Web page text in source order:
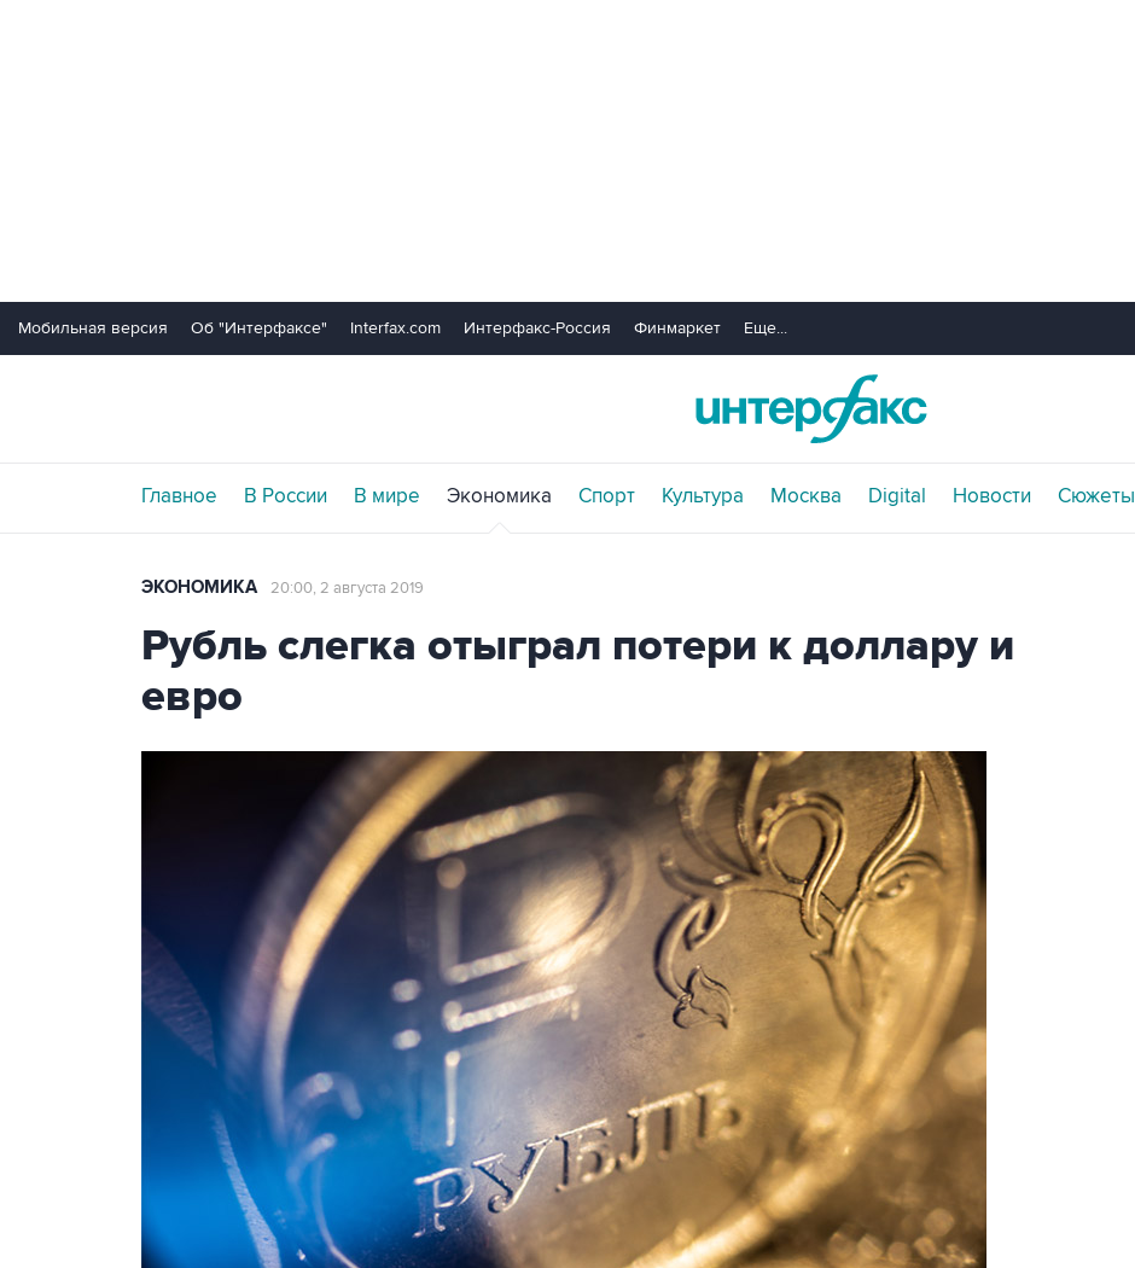
Мобильная версия Об "Интерфаксе" Interfax.com Интерфакс-Россия Финмаркет Еще...
Главное В России В мире Экономика Спорт Культура Москва Digital Новости Сюжеты
ЭКОНОМИКА 20:00, 2 августа 2019
Рубль слегка отыграл потери к доллару и
евро